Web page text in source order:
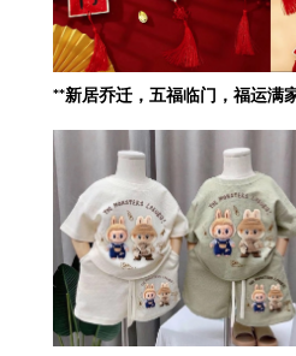
**新居乔迁，五福临门，福运满